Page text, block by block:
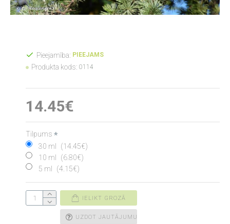
14.45€
Pieejamība: PIEEJAMS
Produkta kods: 0114
Tilpums
30 ml
(14.45€)
10 ml
(6.80€)
5 ml
(4.15€)
IELIKT GROZĀ
UZDOT JAUTĀJUMU